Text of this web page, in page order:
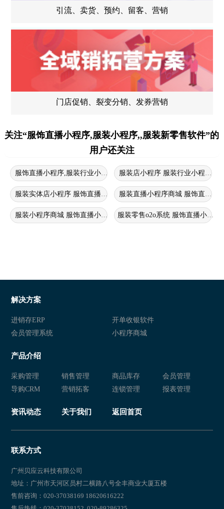
引流、卖货、预约、留客、营销
门店促销、裂变分销、发券营销
关注“服饰直播小程序,服装小程序,,服装新零售软件”的
用户还关注
服饰直播小程序,服装行业小程序商城,服装微商城小程序
服装店小程序 服装行业小程序商
服装实体店小程序 服饰直播小程序 服装店直播软件
服装直播小程序商城 服饰直播小
服装小程序商城 服饰直播小程序 零售服装小程序服装零售o2o系统 服饰直播小程
解决方案
进销存ERP
开单收银软件
会员管理系统
小程序商城
产品介绍
采购管理 销售管理 商品库存
会员管理
导购CRM
营销拓客 连锁管理 报表管理
资讯动态 关于我们 返回首页
联系方式
广州贝应云科技有限公司
地址：广州市天河区员村二横路八号全丰商业大厦五楼
售前咨询：020-37038169 18620616222